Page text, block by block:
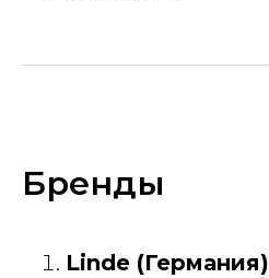
Бренды
Linde (Германия)